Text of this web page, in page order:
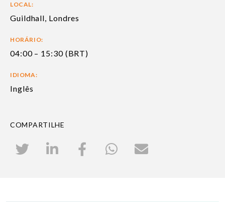
LOCAL:
Guildhall, Londres
HORÁRIO:
04:00 – 15:30 (BRT)
IDIOMA:
Inglês
COMPARTILHE